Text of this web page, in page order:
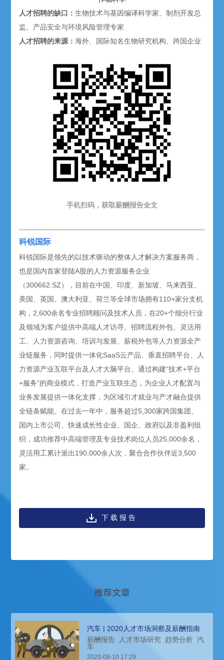
人才招聘的缺口：生物技术与基因编译科学家、制剂开发总
监、产品安全与环境风险管理专家
人才招聘的来源：海外、国际知名生物研究机构、跨国企业
手机扫码，获取薪酬报告全文
科锐国际
科锐国际是领先的以技术驱动的整体人才解决方案服务商，
也是国内首家登陆A股的人力资源服务企业
（300662.SZ），目前在中国、印度、新加坡、马来西亚、
美国、英国、澳大利亚、荷兰等全球市场拥有110+家分支机
构，2,600余名专业招聘顾问及技术人员，在20+个细分行业
及领域为客户提供中高端人才访寻、招聘流程外包、灵活用
工、人力资源咨询、培训与发展、薪税外包等人力资源全产
业链服务，同时提供一体化SaaS云产品、垂直招聘平台、人
力资源产业互联平台及人才大脑平台。通过构建“技术+平台
+服务”的商业模式，打造产业互联生态，为企业人才配置与
业务发展提供一体化支撑，为区域引才就业与产才融合提供
全链条赋能。在过去一年中，服务超过5,300家跨国集团、
国内上市公司、快速成长性企业、国企、政府以及非盈利组
织，成功推荐中高端管理及专业技术岗位人员25,000余名，
灵活用工累计派出190,000余人次，聚合合作伙伴近3,500
家。
下载报告
推荐文章
汽车 | 2020人才市场洞察及薪酬指南
薪酬报告
人才市场研究 趋势分析 汽
车
2020-08-10 17:29